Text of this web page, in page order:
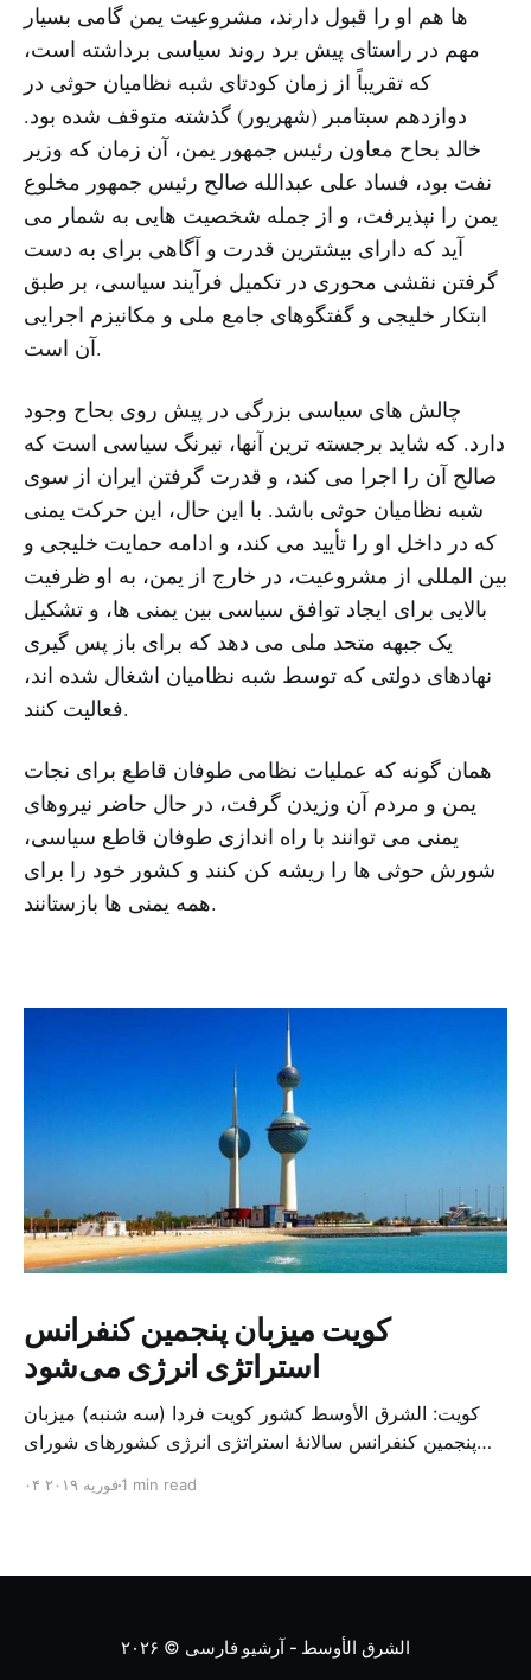
ها هم او را قبول دارند، مشروعیت یمن گامی بسیار
مهم در راستای پیش برد روند سیاسی برداشته است،
که تقریباً از زمان کودتای شبه نظامیان حوثی در
دوازدهم سبتامبر (شهریور) گذشته متوقف شده بود.
خالد بحاح معاون رئیس جمهور یمن، آن زمان که وزیر
نفت بود، فساد علی عبدالله صالح رئیس جمهور مخلوع
یمن را نپذیرفت، و از جمله شخصیت هایی به شمار می
آید که دارای بیشترین قدرت و آگاهی برای به دست
گرفتن نقشی محوری در تکمیل فرآیند سیاسی، بر طبق
ابتکار خلیجی و گفتگوهای جامع ملی و مکانیزم اجرایی
آن است.
چالش های سیاسی بزرگی در پیش روی بحاح وجود
دارد. که شاید برجسته ترین آنها، نیرنگ سیاسی است که
صالح آن را اجرا می کند، و قدرت گرفتن ایران از سوی
شبه نظامیان حوثی باشد. با این حال، این حرکت یمنی
که در داخل او را تأیید می کند، و ادامه حمایت خلیجی و
بین المللی از مشروعیت، در خارج از یمن، به او ظرفیت
بالایی برای ایجاد توافق سیاسی بین یمنی ها، و تشکیل
یک جبهه متحد ملی می دهد که برای باز پس گیری
نهادهای دولتی که توسط شبه نظامیان اشغال شده اند،
فعالیت کنند.
همان گونه که عملیات نظامی طوفان قاطع برای نجات
یمن و مردم آن وزیدن گرفت، در حال حاضر نیروهای
یمنی می توانند با راه اندازی طوفان قاطع سیاسی،
شورش حوثی ها را ریشه کن کنند و کشور خود را برای
همه یمنی ها بازستانند.
کویت میزبان پنجمین کنفرانس
استراتژی انرژی می‌شود
کویت: الشرق الأوسط کشور کویت فردا (سه شنبه) میزبان
پنجمین کنفرانس سالانهٔ استراتژی انرژی کشورهای شورای
متخصص از شرکت‌های جهانی نفت و گاز در این کنفرانس
۰۴ فوریه ۲۰۱۹1 min read
الشرق الأوسط - آرشیو فارسی © ۲۰۲۶